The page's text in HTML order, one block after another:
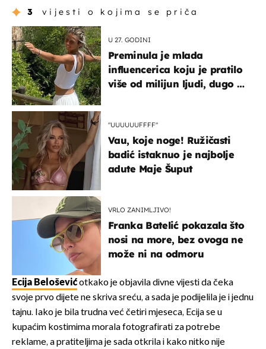
3 vijesti o kojima se priča
U 27. GODINI
Preminula je mlada
influencerica koju je pratilo
više od milijun ljudi, dugo se
"UUUUUUFFFF"
Vau, koje noge! Ružičasti
badić istaknuo je najbolje
adute Maje Šuput
VRLO ZANIMLJIVO!
Franka Batelić pokazala što
nosi na more, bez ovoga ne
može ni na odmoru
Ecija Beloševićotkako je objavila divne vijesti da čeka
svoje prvo dijete ne skriva sreću, a sada je podijelila je i jednu
tajnu. Iako je bila trudna već četiri mjeseca, Ecija se u
kupaćim kostimima morala fotografirati za potrebe
reklame, a pratiteljima je sada otkrila i kako nitko nije